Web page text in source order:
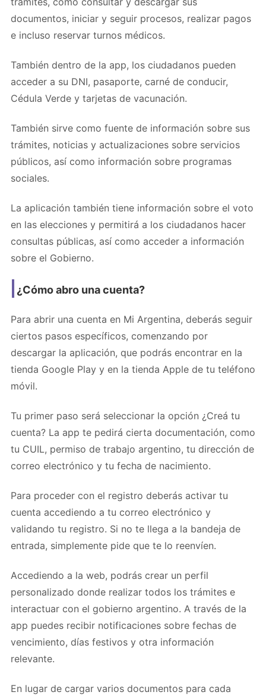
documentos, iniciar y seguir procesos, realizar pagos
e incluso reservar turnos médicos.
También dentro de la app, los ciudadanos pueden
acceder a su DNI, pasaporte, carné de conducir,
Cédula Verde y tarjetas de vacunación.
También sirve como fuente de información sobre sus
trámites, noticias y actualizaciones sobre servicios
públicos, así como información sobre programas
sociales.
La aplicación también tiene información sobre el voto
en las elecciones y permitirá a los ciudadanos hacer
consultas públicas, así como acceder a información
sobre el Gobierno.
¿Cómo abro una cuenta?
Para abrir una cuenta en Mi Argentina, deberás seguir
ciertos pasos específicos, comenzando por
descargar la aplicación, que podrás encontrar en la
tienda Google Play y en la tienda Apple de tu teléfono
móvil.
Tu primer paso será seleccionar la opción ¿Creá tu
cuenta? La app te pedirá cierta documentación, como
tu CUIL, permiso de trabajo argentino, tu dirección de
correo electrónico y tu fecha de nacimiento.
Para proceder con el registro deberás activar tu
cuenta accediendo a tu correo electrónico y
validando tu registro. Si no te llega a la bandeja de
entrada, simplemente pide que te lo reenvíen.
Accediendo a la web, podrás crear un perfil
personalizado donde realizar todos los trámites e
interactuar con el gobierno argentino. A través de la
app puedes recibir notificaciones sobre fechas de
vencimiento, días festivos y otra información
relevante.
En lugar de cargar varios documentos para cada